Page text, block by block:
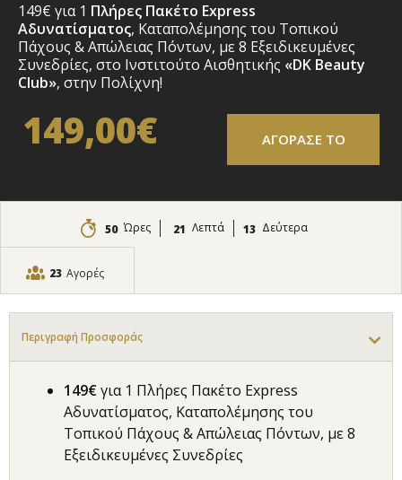
149€ για 1 Πλήρες Πακέτο Express
Αδυνατίσματος, Καταπολέμησης του Τοπικού
Πάχους & Απώλειας Πόντων, με 8 Εξειδικευμένες
Συνεδρίες, στο Ινστιτούτο Αισθητικής «DK Beauty
Club», στην Πολίχνη!
149,00€ ΑΓΟΡΑΣΕ ΤΟ
50 Ώρες 21 Λεπτά 12 Δεύτερα
23 Αγορές
Περιγραφή Προσφοράς
149€για 1 Πλήρες Πακέτο Express
Αδυνατίσματος, Καταπολέμησης του
Τοπικού Πάχους & Απώλειας Πόντων, με 8
Εξειδικευμένες Συνεδρίες